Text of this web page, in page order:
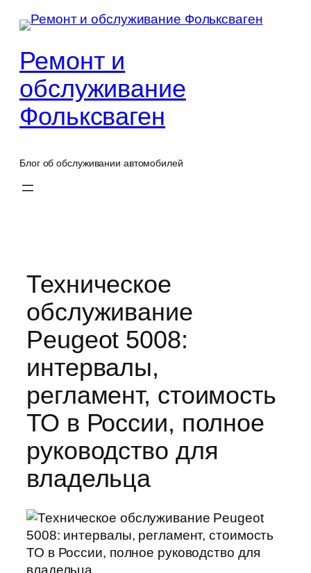
Перейти
Ремонт и
обслуживание
Фольксваген
Блог об обслуживании автомобилей
Техническое
обслуживание
Peugeot 5008:
интервалы,
регламент, стоимость
ТО в России, полное
руководство для
владельца